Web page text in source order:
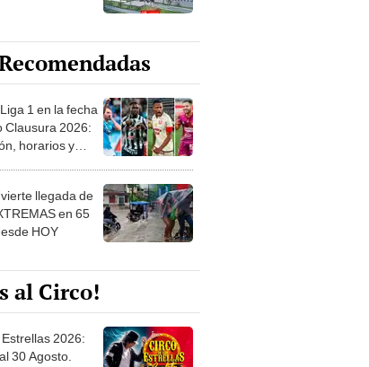
1 en la fecha
Clausura 2026:
horarios y
llegada de
en 65
HOY
al Circo!
2026:
30 Agosto.